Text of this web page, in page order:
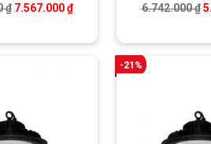
₫.
₫ Giá gốc là: 8.300.000 ₫.
7.567.000₫Giá hiện tại là: 7.567.000 ₫.
6.742.000₫
-21%